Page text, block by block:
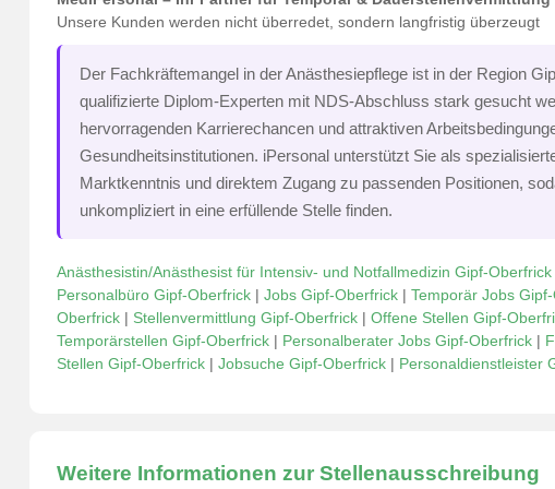
Unsere Kunden werden nicht überredet, sondern langfristig überzeugt
Der Fachkräftemangel in der Anästhesiepflege ist in der Region
qualifizierte Diplom-Experten mit NDS-Abschluss stark gesucht
hervorragenden Karrierechancen und attraktiven
Gesundheitsinstitutionen. iPersonal unterstützt Sie als
Marktkenntnis und direktem Zugang zu passenden Positionen,
unkompliziert in eine erfüllende Stelle finden.
Anästhesistin/Anästhesist für Intensiv- und Notfallmedizin Gipf-Oberfrick
Personalbüro Gipf-Oberfrick | Jobs Gipf-Oberfrick | Temporär Jobs
Oberfrick | Stellenvermittlung Gipf-Oberfrick | Offene Stellen Gipf-
Temporärstellen Gipf-Oberfrick | Personalberater Jobs Gipf-Oberfrick |
Stellen Gipf-Oberfrick | Jobsuche Gipf-Oberfrick | Personaldienstleister
Weitere Informationen zur Stellenausschreibung